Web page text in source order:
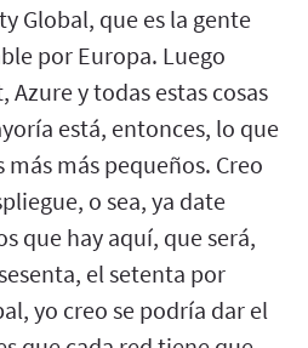
Global, que es la gente
por Europa. Luego
y todas estas cosas
está, entonces, lo que
más pequeños. Creo
o sea, ya date
que hay aquí, que será,
el setenta por
yo creo se podría dar el